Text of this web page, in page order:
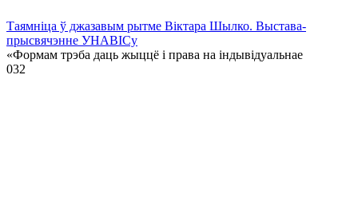
Таямніца ў джазавым рытме Віктара Шылко. Выстава-
прысвячэнне УНАВІСу
«Формам трэба даць жыццё і права на індывідуальнае
032